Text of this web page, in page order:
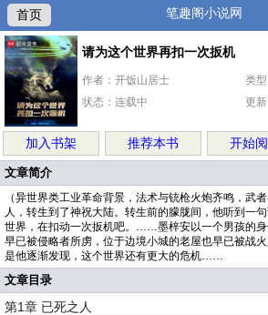
首页 笔趣阁小说网
请为这个世界再扣一次扳机
作者：开饭山居士
类
状态：连载中
更
加入书架 推荐本书 开始
文章简介
（异世界类工业革命背景，法术与铳枪火炮齐鸣，武
人，转生到了神祝大陆。转生前的朦胧间，他听到一
世界，在扣动一次扳机吧。……墨梓安以一个男孩的
早已被侵略者所虏，位于边境小城的老屋也早已被战
是他逐渐发现，这个世界还有更大的危机……
文章目录
第1章 已死之人